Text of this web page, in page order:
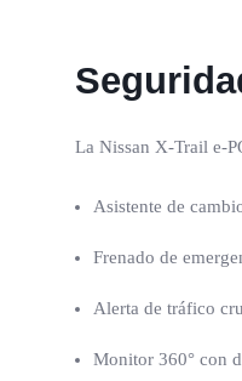
La Nissan X-Trail e-
Asistente de
Frenado de
Alerta de tráfico
Monitor 360° con